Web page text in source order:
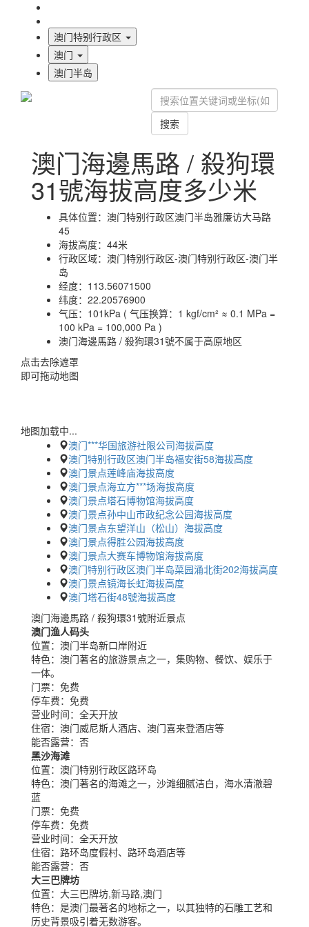
澳门特别行政区
澳门
澳门半岛
搜索
澳门海邊馬路 / 殺狗環
31號海拔高度多少米
具体位置： 澳门特别行政区澳门半岛雅廉访大马路
45
海拔高度： 44米
行政区域： 澳门特别行政区-澳门特别行政区-澳门半
岛
经度： 113.56071500
纬度： 22.20576900
气压： 101kPa ( 气压换算：1 kgf/cm² ≈ 0.1 MPa =
100 kPa = 100,000 Pa )
澳门海邊馬路 / 殺狗環31號不属于高原地区
点击去除遮罩
即可拖动地图
地图加载中...
澳门***华国旅游社限公司海拔高度
澳门特别行政区澳门半岛福安街58海拔高度
澳门景点莲峰庙海拔高度
澳门景点海立方***场海拔高度
澳门景点塔石博物馆海拔高度
澳门景点孙中山市政纪念公园海拔高度
澳门景点东望洋山（松山）海拔高度
澳门景点得胜公园海拔高度
澳门景点大赛车博物馆海拔高度
澳门特别行政区澳门半岛菜园涌北街202海拔高度
澳门景点镜海长虹海拔高度
澳门塔石街48號海拔高度
澳门海邊馬路 / 殺狗環31號附近景点
澳门渔人码头
位置： 澳门半岛新口岸附近
特色： 澳门著名的旅游景点之一，集购物、餐饮、娱乐于
一体。
门票： 免费
停车费： 免费
营业时间： 全天开放
住宿： 澳门威尼斯人酒店、澳门喜来登酒店等
能否露营： 否
黑沙海滩
位置： 澳门特别行政区路环岛
特色： 澳门著名的海滩之一，沙滩细腻洁白，海水清澈碧
蓝
门票： 免费
停车费： 免费
营业时间： 全天开放
住宿： 路环岛度假村、路环岛酒店等
能否露营： 否
大三巴牌坊
位置： 大三巴牌坊,新马路,澳门
特色： 是澳门最著名的地标之一，以其独特的石雕工艺和
历史背景吸引着无数游客。